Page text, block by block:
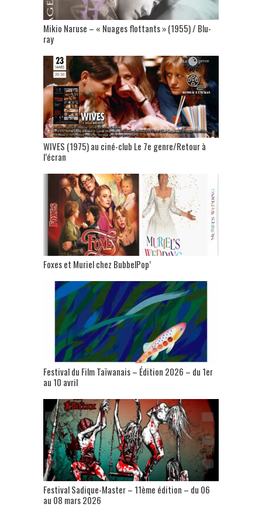
Mikio Naruse – « Nuages flottants » (1955) / Blu-
ray
WIVES (1975) au ciné-club Le 7e genre/Retour à
l’écran
Foxes et Muriel chez BubbelPop’
Festival du Film Taïwanais – Édition 2026 – du 1er
au 10 avril
Festival Sadique-Master – 11ème édition – du 06
au 08 mars 2026